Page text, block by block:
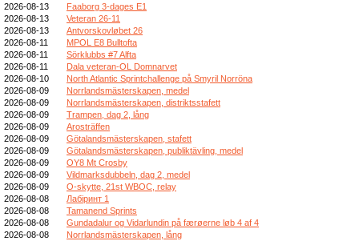
2026-08-13
Faaborg 3-dages E1
2026-08-13
Veteran 26-11
2026-08-13
Antvorskovløbet 26
2026-08-11
MPOL E8 Bulltofta
2026-08-11
Sörklubbs #7 Alfta
2026-08-11
Dala veteran-OL Domnarvet
2026-08-10
North Atlantic Sprintchallenge på Smyril Norröna
2026-08-09
Norrlandsmästerskapen, medel
2026-08-09
Norrlandsmästerskapen, distriktsstafett
2026-08-09
Trampen, dag 2, lång
2026-08-09
Arosträffen
2026-08-09
Götalandsmästerskapen, stafett
2026-08-09
Götalandsmästerskapen, publiktävling, medel
2026-08-09
OY8 Mt Crosby
2026-08-09
Vildmarksdubbeln, dag 2, medel
2026-08-09
O-skytte, 21st WBOC, relay
2026-08-08
Лабіринт 1
2026-08-08
Tamanend Sprints
2026-08-08
Gundadalur og Vidarlundin på færøerne løb 4 af 4
2026-08-08
Norrlandsmästerskapen, lång